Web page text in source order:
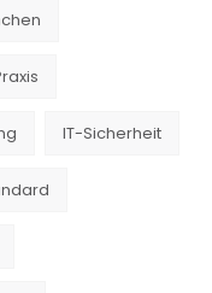
IT-Sicherheit